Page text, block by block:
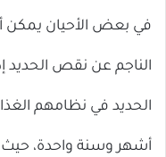
في بعض الأحيان يمكن
الناجم عن نقص الحديد
أشهر وسنة واحدة، حيث